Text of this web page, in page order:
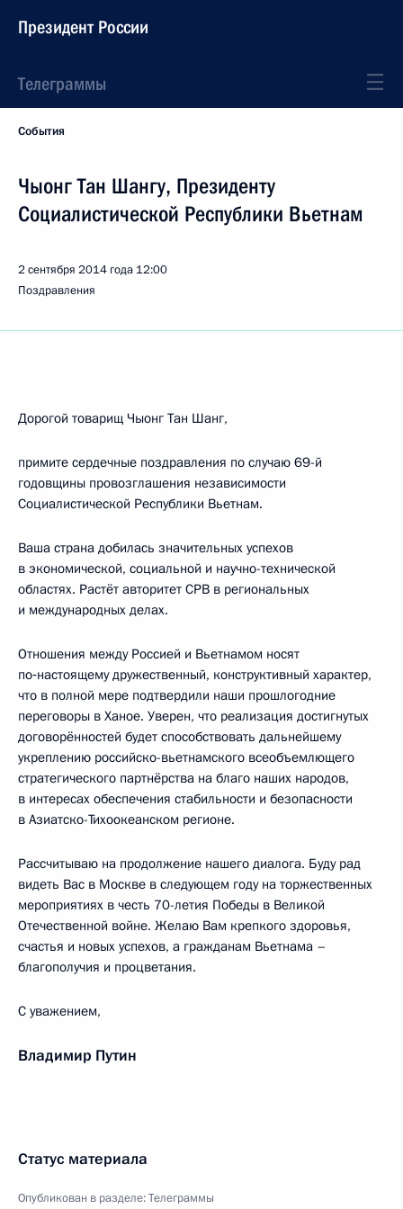
Президент России
Телеграммы
События
Чыонг Тан Шангу, Президенту
Социалистической Республики Вьетнам
2 сентября 2014 года 12:00
Поздравления
Дорогой товарищ Чыонг Тан Шанг,
примите сердечные поздравления по случаю 69-й
годовщины провозглашения независимости
Социалистической Республики Вьетнам.
Ваша страна добилась значительных успехов
в экономической, социальной и научно-технической
областях. Растёт авторитет СРВ в региональных
и международных делах.
Отношения между Россией и Вьетнамом носят
по‑настоящему дружественный, конструктивный характер,
что в полной мере подтвердили наши прошлогодние
переговоры в Ханое. Уверен, что реализация достигнутых
договорённостей будет способствовать дальнейшему
укреплению российско-вьетнамского всеобъемлющего
стратегического партнёрства на благо наших народов,
в интересах обеспечения стабильности и безопасности
в Азиатско-Тихоокеанском регионе.
Рассчитываю на продолжение нашего диалога. Буду рад
видеть Вас в Москве в следующем году на торжественных
мероприятиях в честь 70-летия Победы в Великой
Отечественной войне. Желаю Вам крепкого здоровья,
счастья и новых успехов, а гражданам Вьетнама –
благополучия и процветания.
С уважением,
Владимир Путин
Статус материала
Опубликован в разделе:Телеграммы